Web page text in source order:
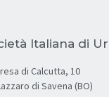
Italiana di
di Calcutta, 10
di Savena (BO)